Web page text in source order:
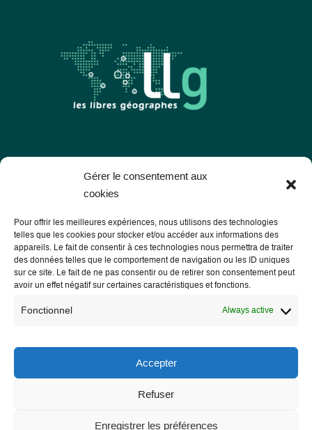
Gérer le consentement aux
cookies
Pour offrir les meilleures expériences, nous utilisons des technologies
telles que les cookies pour stocker et/ou accéder aux informations des
appareils. Le fait de consentir à ces technologies nous permettra de traiter
des données telles que le comportement de navigation ou les ID uniques
sur ce site. Le fait de ne pas consentir ou de retirer son consentement peut
avoir un effet négatif sur certaines caractéristiques et fonctions.
Fonctionnel Always active
Accepter
Refuser
Enregistrer les préférences
Les Libres Géographes
56000 Vannes
— Contact us
Privacy Policy and GDPR